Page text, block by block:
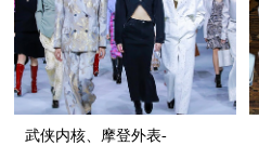
武侠内核、摩登外表-